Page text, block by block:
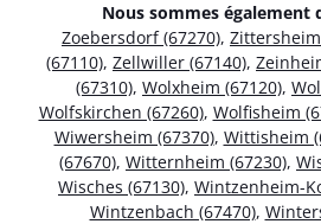
Nous sommes également
Zoebersdorf (67270),
(67110), Zellwiller (67140),
(67310), Wolxheim (67120),
Wolfskirchen (67260), Wolfisheim
Wiwersheim (67370), Wittisheim
(67670), Witternheim (67230),
Wisches (67130), Wintzenheim-
Wintzenbach (67470),